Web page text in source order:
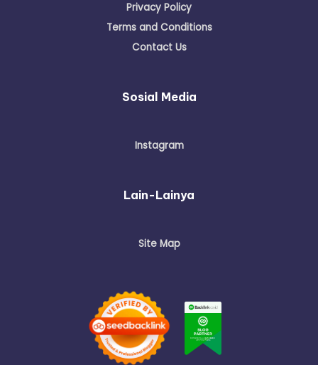
Privacy Policy
Terms and Conditions
Contact Us
Sosial Media
Instagram
Lain-Lainya
Site Map